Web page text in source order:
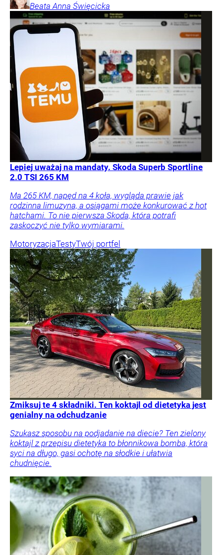
Beata Anna Święcicka
Lepiej uważaj na mandaty. Skoda Superb Sportline
2.0 TSI 265 KM
Ma 265 KM, napęd na 4 koła, wygląda prawie jak
rodzinna limuzyna, a osiągami może konkurować z hot
hatchami. To nie pierwsza Skoda, która potrafi
zaskoczyć nie tylko wymiarami.
MotoryzacjaTestyTwój portfel
Zmiksuj te 4 składniki. Ten koktajl od dietetyka jest
genialny na odchudzanie
Szukasz sposobu na podjadanie na diecie? Ten zielony
koktajl z przepisu dietetyka to błonnikowa bomba, która
syci na długo, gasi ochotę na słodkie i ułatwia
chudnięcie.